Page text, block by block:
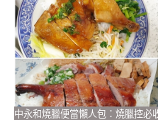
中永和燒臘便當懶人包：燒臘控必